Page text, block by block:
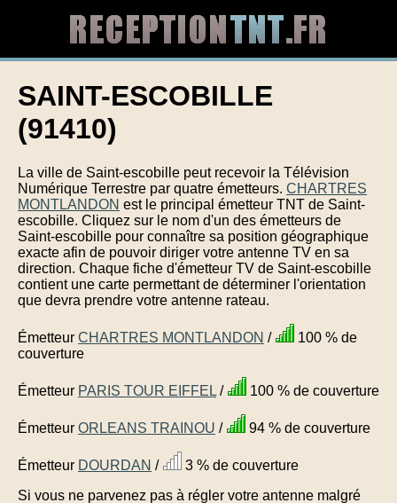
SAINT-ESCOBILLE
(91410)
La ville de Saint-escobille peut recevoir la Télévision
Numérique Terrestre par quatre émetteurs. CHARTRES
MONTLANDON est le principal émetteur TNT de Saint-
escobille. Cliquez sur le nom d'un des émetteurs de
Saint-escobille pour connaître sa position géographique
exacte afin de pouvoir diriger votre antenne TV en sa
direction. Chaque fiche d'émetteur TV de Saint-escobille
contient une carte permettant de déterminer l'orientation
que devra prendre votre antenne rateau.
Émetteur CHARTRES MONTLANDON /
100 % de
couverture
Émetteur PARIS TOUR EIFFEL / 100 % de couverture
Émetteur ORLEANS TRAINOU / 94 % de couverture
Émetteur DOURDAN /
3 % de couverture
Si vous ne parvenez pas à régler votre antenne malgré